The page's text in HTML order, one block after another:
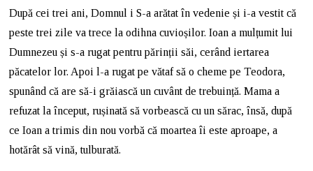
După cei trei ani, Domnul i S-a arătat în vedenie și i-a vestit că
peste trei zile va trece la odihna cuvioșilor. Ioan a mulțumit lui
Dumnezeu și s-a rugat pentru părinții săi, cerând iertarea
păcatelor lor. Apoi l-a rugat pe vătaf să o cheme pe Teodora,
spunând că are să-i grăiască un cuvânt de trebuință. Mama a
refuzat la început, rușinată să vorbească cu un sărac, însă, după
ce Ioan a trimis din nou vorbă că moartea îi este aproape, a
hotărât să vină, tulburată.